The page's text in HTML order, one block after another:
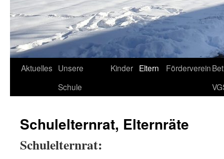
Aktuelles Unsere
Schule
Kinder Eltern Förderverein
Schulelternrat, Elternräte
Schulelternrat: